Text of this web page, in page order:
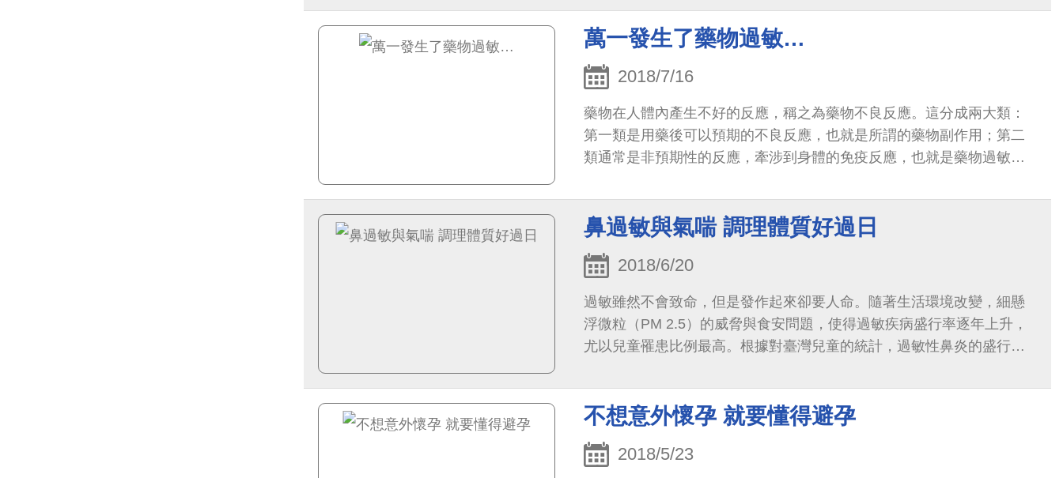
萬一發生了藥物過敏…
2018/7/16
藥物在人體內產生不好的反應，稱之為藥物不良反應。這分成兩大類：
第一類是用藥後可以預期的不良反應，也就是所謂的藥物副作用；第二
類通常是非預期性的反應，牽涉到身體的免疫反應，也就是藥物過敏反
鼻過敏與氣喘 調理體質好過日
2018/6/20
過敏雖然不會致命，但是發作起來卻要人命。隨著生活環境改變，細懸
浮微粒（PM 2.5）的威脅與食安問題，使得過敏疾病盛行率逐年上升，
尤以兒童罹患比例最高。根據對臺灣兒童的統計，過敏性鼻炎的盛行率
不想意外懷孕 就要懂得避孕
2018/5/23